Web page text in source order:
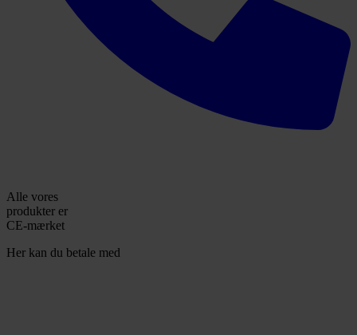
Alle vores
produkter er
CE-mærket
Her kan du betale med